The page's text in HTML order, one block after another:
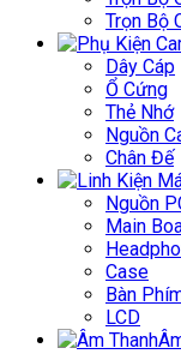
Trọn Bộ
Dây Cáp
Ổ Cứng
Thẻ Nhớ
Nguồn
Chân Đế
Nguồn
Main
Case
Bàn
LCD